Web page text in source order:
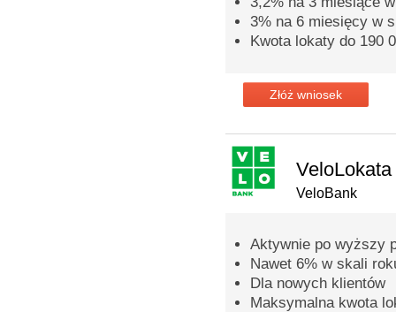
3% na 6 miesięcy w
Kwota lokaty do 190
Złóż wniosek
VeloBank
Aktywnie po wyższy
Nawet 6% w skali
Dla nowych klientów
Maksymalna kwota